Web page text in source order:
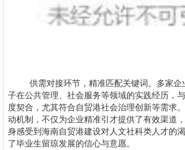
供需对接环节，精准匹配关键词。多家企
子在公共管理、社会服务等领域的实践经历，
度契合，尤其符合自贸港社会治理创新等需求
动机制，不仅为企业精准引才提供了有效渠道
身感受到海南自贸港建设对人文社科类人才的
了毕业生留琼发展的信心与意愿。